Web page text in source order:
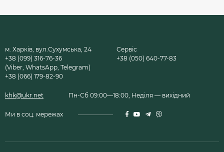
м. Харків, вул.Сухумська, 24
+38 (099) 316-76-36
(Viber, WhatsApp, Telegram)
+38 (066) 179-82-90
Сервіс
+38 (050) 640-77-83
khk@ukr.net Пн-Сб 09:00—18:00, Неділя — вихідний
Ми в соц. мережах